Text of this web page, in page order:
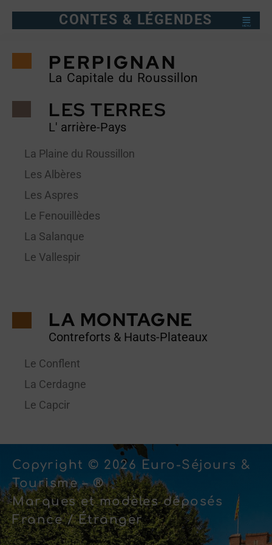
CONTES & LÉGENDES
PERPIGNAN
La Capitale du Roussillon
LES TERRES
L' arrière-Pays
La Plaine du Roussillon
Les Albères
Les Aspres
Le Fenouillèdes
La Salanque
Le Vallespir
LA MONTAGNE
Contreforts & Hauts-Plateaux
Le Conflent
La Cerdagne
Le Capcir
Copyright © 2026 Euro-Séjours &
Tourisme – ®
Marques et modèles déposés
France / Étranger